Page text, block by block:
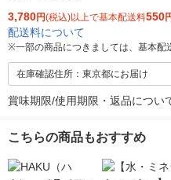
3,780円(税込)以上で基本配送料550
配送料について
※一部の商品につきましては、基本配
在庫確認住所：東京都にお届け
賞味期限/使用期限・返品につい
こちらの商品もおすすめ